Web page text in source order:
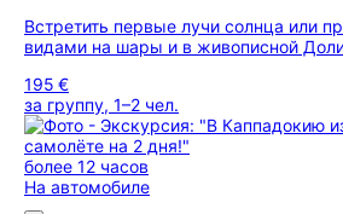
Встретить первые лучи солнца или
видами на шары и в живописной
195 €
за группу, 1–2 чел.
более 12 часов
На автомобиле